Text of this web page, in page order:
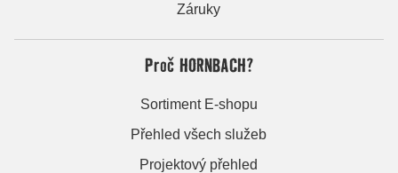
Záruky
Proč HORNBACH?
Sortiment E-shopu
Přehled všech služeb
Projektový přehled